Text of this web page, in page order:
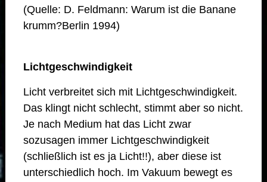
(Quelle: D. Feldmann: Warum ist die Banane
krumm?Berlin 1994)
Lichtgeschwindigkeit
Licht verbreitet sich mit Lichtgeschwindigkeit.
Das klingt nicht schlecht, stimmt aber so nicht.
Je nach Medium hat das Licht zwar
sozusagen immer Lichtgeschwindigkeit
(schließlich ist es ja Licht!!), aber diese ist
unterschiedlich hoch. Im Vakuum bewegt es